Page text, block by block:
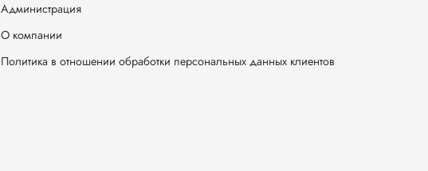
Администрация
О компании
Политика в отношении обработки персональных данных клиентов